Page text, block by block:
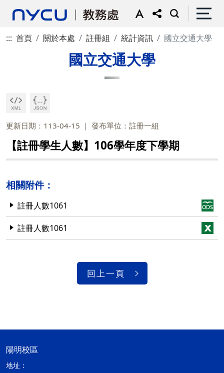
::: 首頁 關於本處 註冊組 統計資訊 國立交通大學
國立交通大學
更新日期：113-04-15 發布單位：註冊一組
【註冊學生人數】106學年度下學期
相關附件：
註冊人數1061
註冊人數1061
回上一頁
陽明校區
地址：